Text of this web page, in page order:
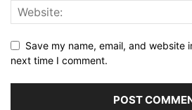
Save my name, email, and website
next time I comment.